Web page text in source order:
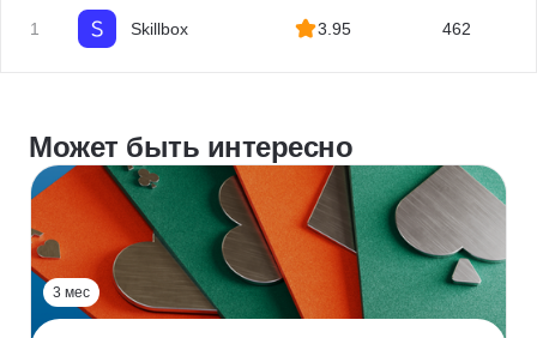
1 Skillbox 3.95 462
Может быть интересно
3 мес